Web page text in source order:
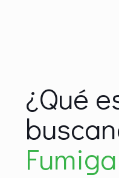
¿Qué